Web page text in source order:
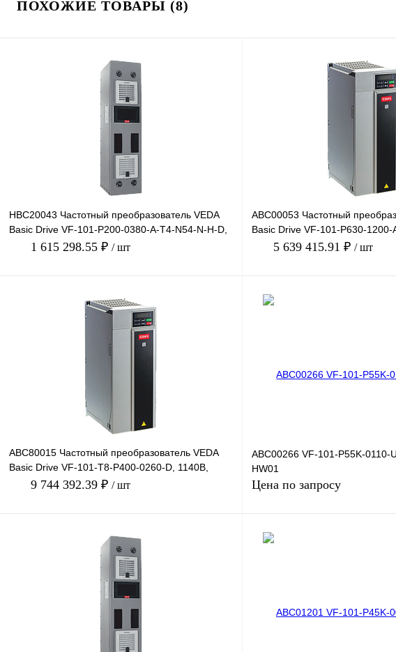
ПОХОЖИЕ ТОВАРЫ (8)
HBC20043 Частотный преобразователь VEDA
Basic Drive VF-101-P200-0380-A-T4-N54-N-H-D,
380В, 200кВт, 3
1 615 298.55 ₽ / шт
В корзину
Сравнение
ABC00053 Частотный
Basic Drive VF-101-P630-1200-
380В, 630кВт, 1
5 639 415.91 ₽ / шт
ABC80015 Частотный преобразователь VEDA
Basic Drive VF-101-T8-P400-0260-D, 1140В,
400кВт, 260А
9 744 392.39 ₽ / шт
В корзину
Сравнение
Под заказ
ABC00266 VF-101-P55K-0110-
HW01
Цена по запросу